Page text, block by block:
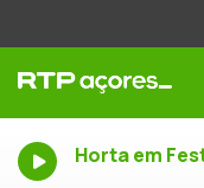
Horta em